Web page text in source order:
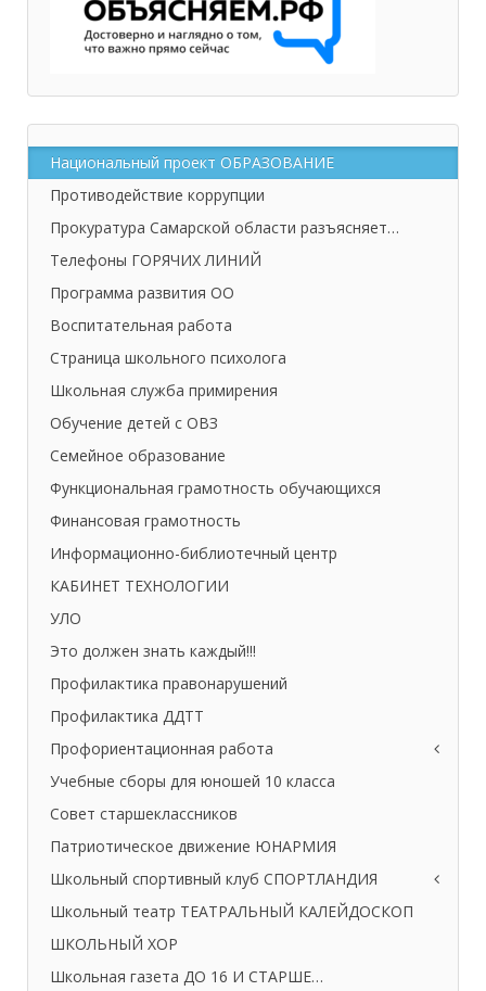
Национальный проект ОБРАЗОВАНИЕ
Противодействие коррупции
Прокуратура Самарской области разъясняет…
Телефоны ГОРЯЧИХ ЛИНИЙ
Программа развития ОО
Воспитательная работа
Страница школьного психолога
Школьная служба примирения
Обучение детей с ОВЗ
Семейное образование
Функциональная грамотность обучающихся
Финансовая грамотность
Информационно-библиотечный центр
КАБИНЕТ ТЕХНОЛОГИИ
УЛО
Это должен знать каждый!!!
Профилактика правонарушений
Профилактика ДДТТ
Профориентационная работа
Учебные сборы для юношей 10 класса
Совет старшеклассников
Патриотическое движение ЮНАРМИЯ
Школьный спортивный клуб СПОРТЛАНДИЯ
Школьный театр ТЕАТРАЛЬНЫЙ КАЛЕЙДОСКОП
ШКОЛЬНЫЙ ХОР
Школьная газета ДО 16 И СТАРШЕ…